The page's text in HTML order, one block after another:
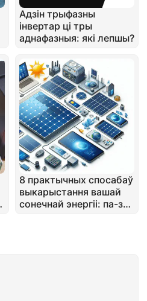
Адзін трыфазны
інвертар ці тры
аднафазныя: які лепшы?
8 практычных спосабаў
выкарыстання вашай
сонечнай энергіі: па-за